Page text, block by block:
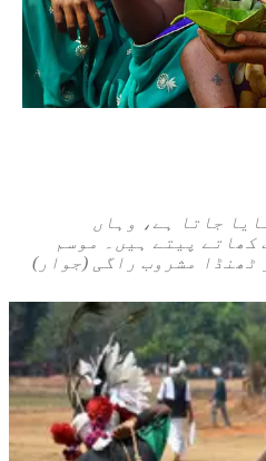
جاتا ہے، وہاں
کھاتے پیتے ہیں۔ موسم
ٹھنڈا مشروب راگی (جوار)